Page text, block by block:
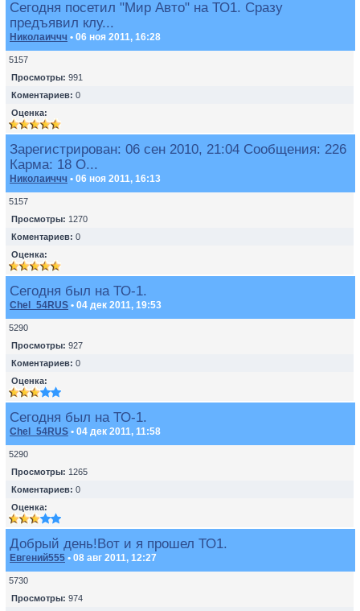
Сегодня посетил "Мир Авто" на ТО1. Сразу
предъявил клу...
Николаиччч • 06 ноя 2011, 16:28
5157
Просмотры: 991
Коментариев: 0
Оценка:
Зарегистрирован: 06 сен 2010, 21:04 Сообщения: 226
Карма: 18 О...
Николаиччч • 06 ноя 2011, 16:13
5157
Просмотры: 1270
Коментариев: 0
Оценка:
Сегодня был на ТО-1.
Chel_54RUS • 04 дек 2011, 19:53
5290
Просмотры: 927
Коментариев: 0
Оценка:
Сегодня был на ТО-1.
Chel_54RUS • 04 дек 2011, 11:58
5290
Просмотры: 1265
Коментариев: 0
Оценка:
Добрый день!Вот и я прошел ТО1.
Евгений555 • 08 авг 2011, 12:27
5730
Просмотры: 974